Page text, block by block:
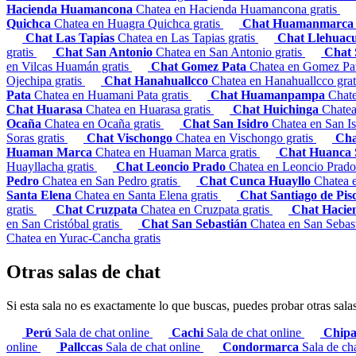
Hacienda Huamancona Chatea en Hacienda Huamancona gratis
Quichca Chatea en Huagra Quichca gratis
Chat Huamanmarca
Chat Las Tapias Chatea en Las Tapias gratis
Chat
gratis
Chat San Antonio Chatea en San Antonio gratis
Chat
en Vilcas Huamán gratis
Chat Gomez Pata Chatea en Gomez
Ojechipa gratis
Chat Hanahuallcco Chatea en Hanahuallcco
Pata Chatea en Huamani Pata gratis Chat Huamanpampa
Chat Huarasa Chatea en Huarasa gratis Chat Huichinga
Ocaña Chatea en Ocaña gratis Chat San Isidro Chatea en San
Soras gratis
Chat Vischongo Chatea en Vischongo gratis
Huaman Marca Chatea en Huaman Marca gratis
Chat Huanca
Huayllacha gratis
Chat Leoncio Prado Chatea en Leoncio
Pedro Chatea en San Pedro gratis Chat Cunca Huayllo Chatea
Santa Elena Chatea en Santa Elena gratis
Chat Santiago de
gratis
Chat Cruzpata Chatea en Cruzpata gratis
Chat
en San Cristóbal gratis
Chat San Sebastián Chatea en San
Chatea en Yurac-Cancha gratis
Otras salas de chat
Si esta sala no es exactamente lo que buscas, puedes probar otras
Perú Sala de chat online Cachi Sala de chat online
online
Pallccas Sala de chat online Condormarca Sala de